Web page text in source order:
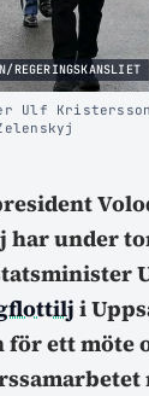
REGERINGSKANSLIET
Ulf
har under
i
ett möte